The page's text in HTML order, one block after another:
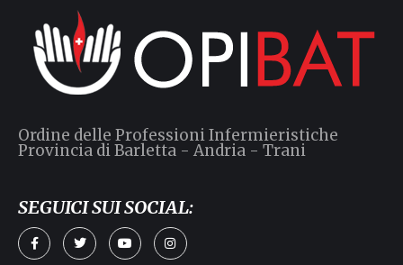
Ordine delle Professioni Infermieristiche
Provincia di Barletta - Andria - Trani
SEGUICI SUI SOCIAL: